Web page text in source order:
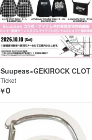
Suupeas×GEKIROCK CLOT
HING
Ticket
￥0